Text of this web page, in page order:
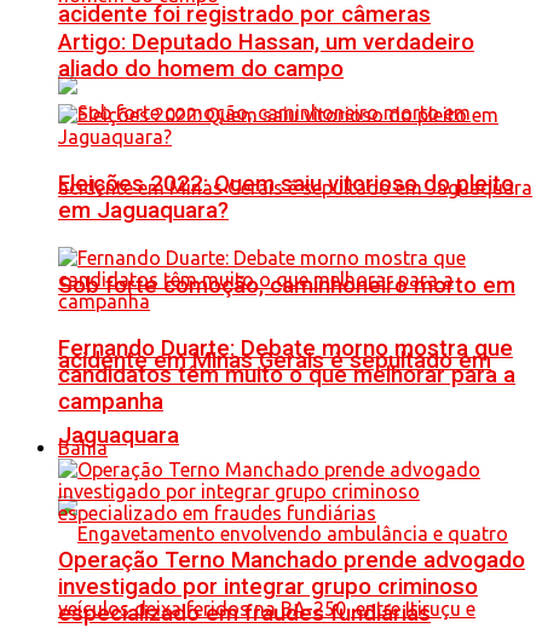
acidente foi registrado por câmeras
Sob forte comoção, caminhoneiro morto em
acidente em Minas Gerais é sepultado em
Jaguaquara
Artigo: Deputado Hassan, um verdadeiro
aliado do homem do campo
Eleições 2022: Quem saiu vitorioso do pleito
em Jaguaquara?
Fernando Duarte: Debate morno mostra que
candidatos têm muito o que melhorar para a
campanha
Bahia
Operação Terno Manchado prende advogado
investigado por integrar grupo criminoso
especializado em fraudes fundiárias